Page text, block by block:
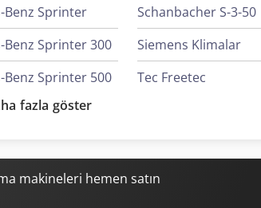
Benz Sprinter
Benz Sprinter 300
Benz Sprinter 500
Benz V
Cs-145
Schanbacher S-3-50
Siemens Klimalar
Tec Freetec
fazla göster
makineleri hemen satın